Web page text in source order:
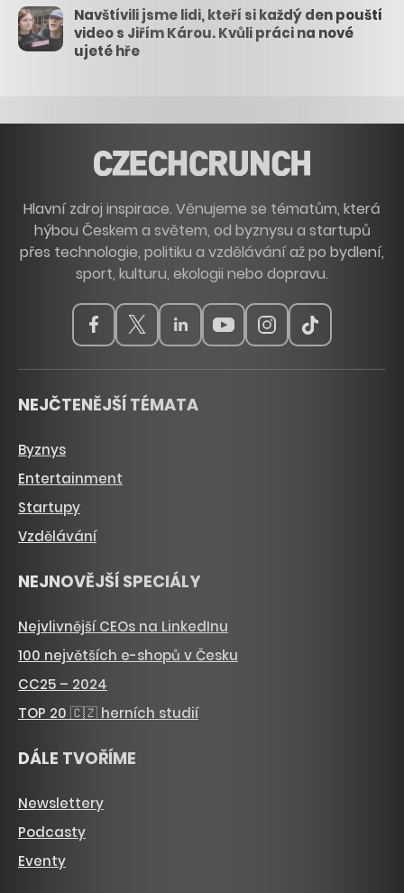
Navštívili jsme lidi, kteří si každý den pouští
video s Jiřím Károu. Kvůli práci na nové
ujeté hře
Hlavní zdroj inspirace. Věnujeme se tématům, která
hýbou Českem a světem, od byznysu a startupů
přes technologie, politiku a vzdělávání až po bydlení,
sport, kulturu, ekologii nebo dopravu.
NEJČTENĚJŠÍ TÉMATA
Byznys
Entertainment
Startupy
Vzdělávání
NEJNOVĚJŠÍ SPECIÁLY
Nejvlivnější CEOs na LinkedInu
100 největších e-shopů v Česku
CC25 – 2024
TOP 20 🇨🇿 herních studií
DÁLE TVOŘÍME
Newslettery
Podcasty
Eventy